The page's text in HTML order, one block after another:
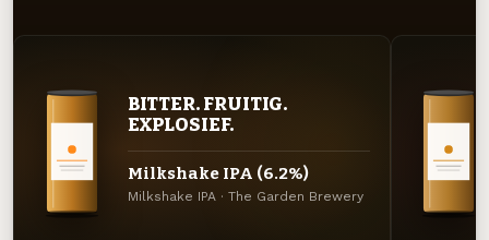
BITTER. FRUITIG.
EXPLOSIEF.
Milkshake IPA (6.2%)
Milkshake IPA · The Garden Brewery